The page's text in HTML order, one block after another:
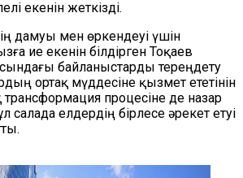
екенін жеткізді.
дамуы мен өркендеуі үшін
ие екенін білдірген Тоқаев
байланыстарды тереңдету
ортақ мүддесіне қызмет ететінін
трансформация процесіне де назар
салада елдердің бірлесе әрекет етуі